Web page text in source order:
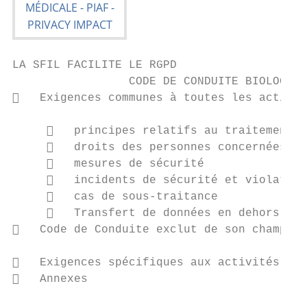
LA SFIL FACILITE LE RGPD
CODE DE CONDUITE BIOLOGIE
   Exigences communes à toutes les
   principes relatifs au traitement
        droits des personnes concernées
        mesures de sécurité
   incidents de sécurité et
        cas de sous-traitance
   Transfert de données en dehors de
   Code de Conduite exclut de son champ
   Exigences spécifiques aux activités
   Annexes